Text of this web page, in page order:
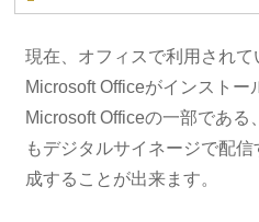
現在、オフィスで利用され
Microsoft Officeがインストー
Microsoft Officeの一部であ
もデジタルサイネージで配
成することが出来ます。